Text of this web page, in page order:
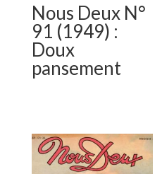
Nous Deux N°
91 (1949) :
Doux
pansement